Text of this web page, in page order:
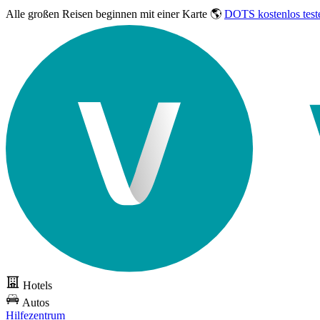
Alle großen Reisen beginnen mit einer Karte 🌎 DOTS kostenlos
Hotels
Autos
Hilfezentrum